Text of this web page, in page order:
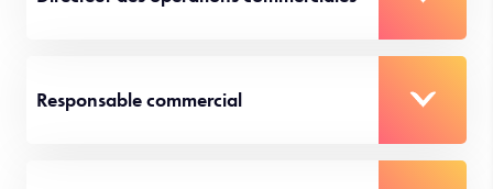
Responsable commercial